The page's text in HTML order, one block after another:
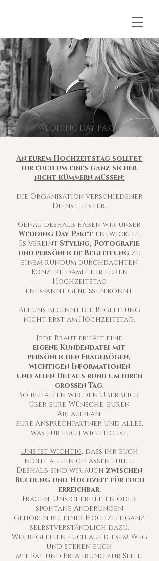
WEDDING DAY PAKET
An eurem Hochzeitstag solltet
ihr euch um eines ganz sicher
nicht kümmern müssen:
die Organisation verschiedener
Dienstleister.
Genau deshalb haben wir unser
Wedding Day Paket entwickelt.
Es vereint Styling, Fotografie
und persönliche Begleitung zu
einem rundum durchdachten
Konzept, damit ihr euren
Hochzeitstag
entspannt genießen könnt.
Bei uns beginnt die Begleitung
nicht erst am Hochzeitstag.
Jede Braut erhält eine
eigene Kundendatei mit
persönlichen Fragebögen,
wichtigen Informationen
und allen Details rund um ihren
großen Tag.
So behalten wir den Überblick
über eure Wünsche, euren
Ablaufplan,
eure Ansprechpartner und alles,
was für euch wichtig ist.
Uns ist wichtig, dass ihr euch
nicht allein gelassen fühlt.
Deshalb sind wir auch zwischen
Buchung und Hochzeit für euch
erreichbar.
Fragen, Unsicherheiten oder
spontane Änderungen
gehören bei einer Hochzeit ganz
selbstverständlich dazu.
Wir begleiten euch auf diesem Weg
und stehen euch
mit Rat und Erfahrung zur Seite.